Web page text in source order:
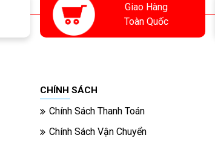
Giao Hàng
Toàn Quốc
CHÍNH SÁCH
Chính Sách Thanh Toán
Chính Sách Vận Chuyển